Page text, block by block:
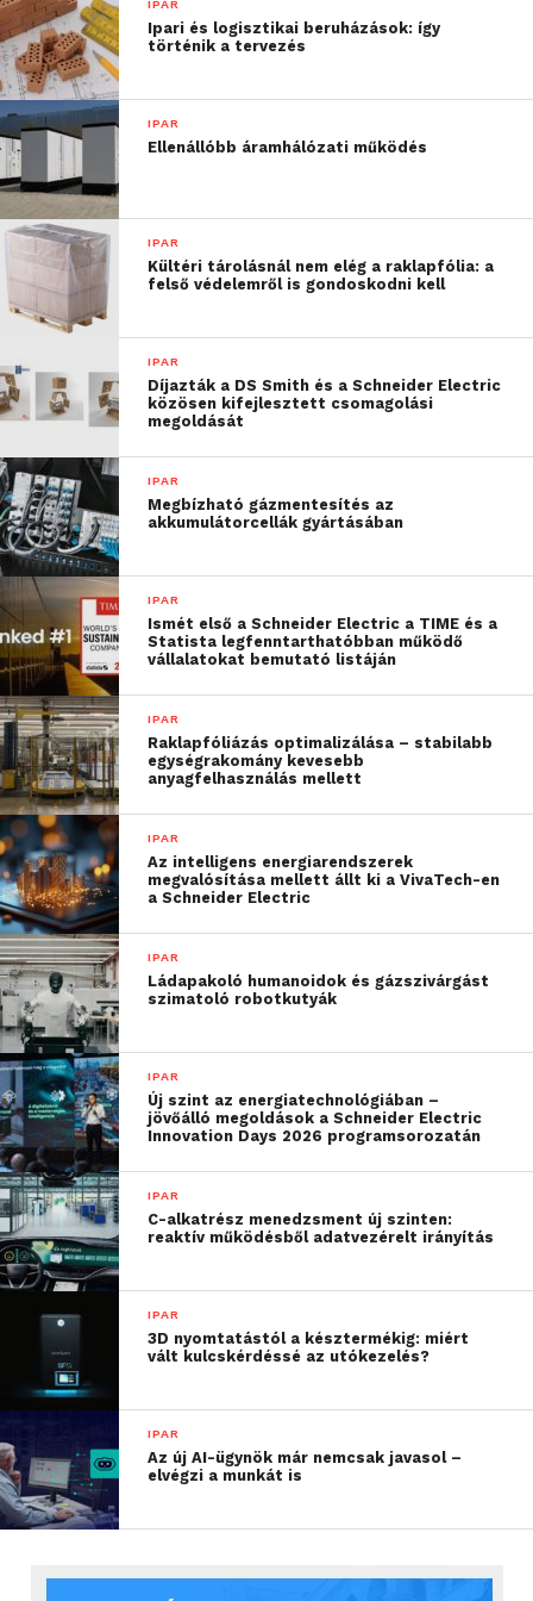
a Siemens Electrification X portfóliójába is,
amelynek segítségével például helyszíni kiszállás
nélkül elvégezhető a töltőberendezések
hibaelhárítása vagy újraindítása.
Az egység tervezésekor a helytakarékos kialakítás és
a zord környezeti feltételekkel szembeni
ellenállóképesség mellett kiemelt figyelmet kapott
az kiberbiztonság is, ezáltal megbízható, erőforrás-
és költséghatékony, valamint fenntartható
energiaoptimalizálási megoldást biztosít.
További friss híreket talál aTechnokratafőoldalán!
Csatlakozzon hozzánk aFacebookonis!
IPAR
Ipari és logisztikai beruházások: így
történik a tervezés
IPAR
Ellenállóbb áramhálózati működés
IPAR
Kültéri tárolásnál nem elég a raklapfólia: a
felső védelemről is gondoskodni kell
IPAR
Díjazták a DS Smith és a Schneider Electric
közösen kifejlesztett csomagolási
megoldását
IPAR
Megbízható gázmentesítés az
akkumulátorcellák gyártásában
IPAR
Ismét első a Schneider Electric a TIME és a
Statista legfenntarthatóbban működő
vállalatokat bemutató listáján
IPAR
Raklapfóliázás optimalizálása – stabilabb
egységrakomány kevesebb
anyagfelhasználás mellett
IPAR
Az intelligens energiarendszerek
megvalósítása mellett állt ki a VivaTech-en
a Schneider Electric
IPAR
Ládapakoló humanoidok és gázszivárgást
szimatoló robotkutyák
IPAR
Új szint az energiatechnológiában –
jövőálló megoldások a Schneider Electric
Innovation Days 2026 programsorozatán
IPAR
C-alkatrész menedzsment új szinten:
reaktív működésből adatvezérelt irányítás
IPAR
3D nyomtatástól a késztermékig: miért
vált kulcskérdéssé az utókezelés?
IPAR
Az új AI-ügynök már nemcsak javasol –
elvégzi a munkát is